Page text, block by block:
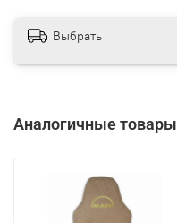
Выбрать
Аналогичные товары